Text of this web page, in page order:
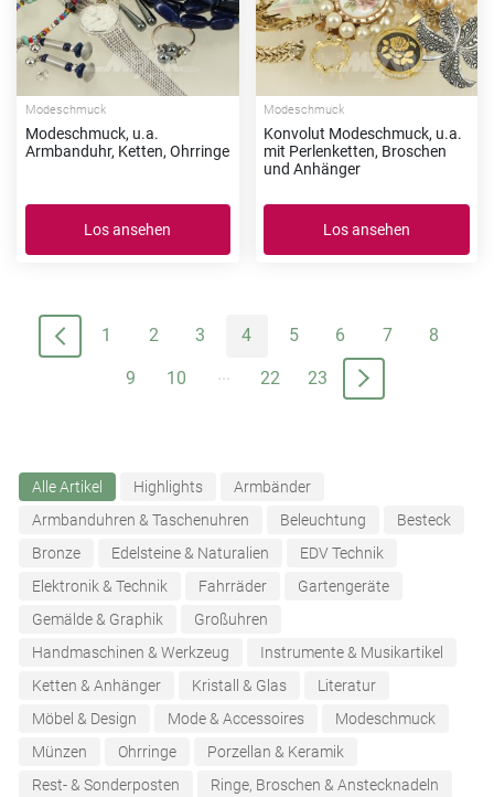
Modeschmuck
Modeschmuck, u.a.
Armbanduhr, Ketten, Ohrringe
Los ansehen
Modeschmuck
Konvolut Modeschmuck, u.a.
mit Perlenketten, Broschen
und Anhänger
Los ansehen
1 2 3 4 5 6 7 8
9 10 22 23
Alle Artikel Highlights
Armbänder
Armbanduhren & Taschenuhren
Beleuchtung
Besteck
Bronze
Edelsteine & Naturalien
EDV Technik
Elektronik & Technik
Fahrräder
Gartengeräte
Gemälde & Graphik
Großuhren
Handmaschinen & Werkzeug
Instrumente & Musikartikel
Ketten & Anhänger
Kristall & Glas
Literatur
Möbel & Design
Mode & Accessoires
Modeschmuck
Münzen
Ohrringe
Porzellan & Keramik
Rest- & Sonderposten
Ringe, Broschen & Anstecknadeln